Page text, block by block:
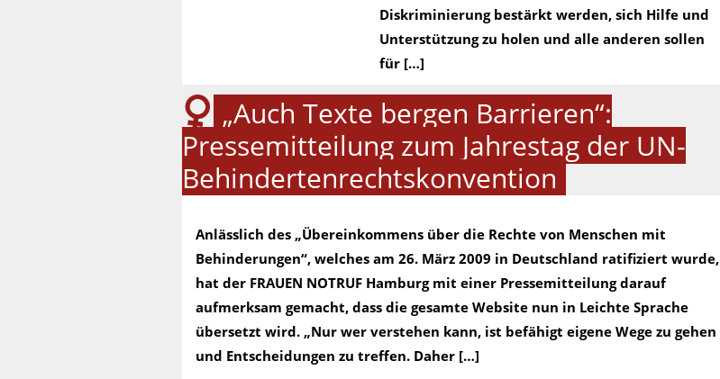
Diskriminierung bestärkt werden, sich Hilfe und
Unterstützung zu holen und alle anderen sollen
für […]
„Auch Texte bergen Barrieren“:
Pressemitteilung zum Jahrestag der UN-
Behindertenrechtskonvention
Anlässlich des „Übereinkommens über die Rechte von Menschen mit
Behinderungen“, welches am 26. März 2009 in Deutschland ratifiziert wurde,
hat der FRAUEN NOTRUF Hamburg mit einer Pressemitteilung darauf
aufmerksam gemacht, dass die gesamte Website nun in Leichte Sprache
übersetzt wird. „Nur wer verstehen kann, ist befähigt eigene Wege zu gehen
und Entscheidungen zu treffen. Daher […]